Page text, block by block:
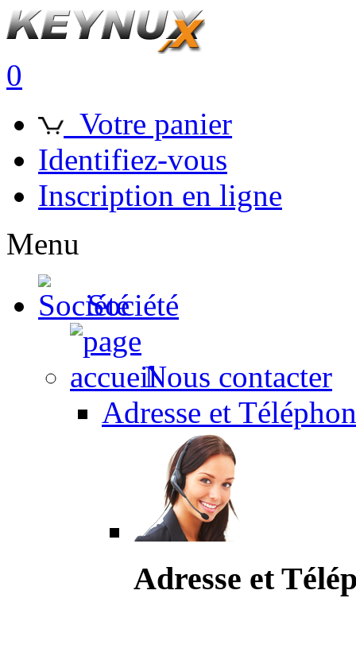
0
Votre panier
Identifiez-vous
Inscription en ligne
Menu
Société
Nous contacter
Adresse et
Adresse et